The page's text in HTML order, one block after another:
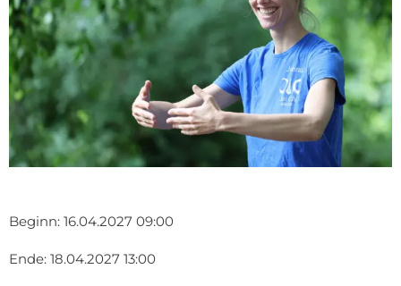
Beginn: 16.04.2027 09:00
Ende: 18.04.2027 13:00